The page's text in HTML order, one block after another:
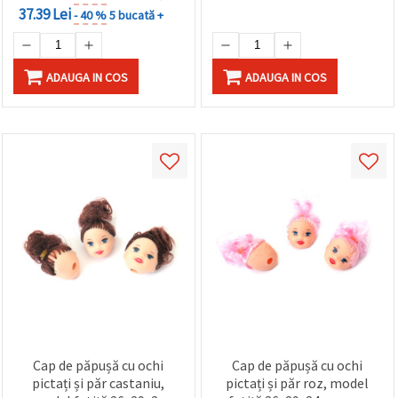
37.39 Lei- 40 %5 bucată +
ADAUGA IN COS ADAUGA IN COS
Cap de păpușă cu ochi
pictați și păr castaniu,
Cap de păpușă cu ochi
pictați și păr roz, model